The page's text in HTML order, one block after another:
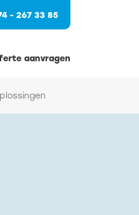
- 267 33 85
aanvragen